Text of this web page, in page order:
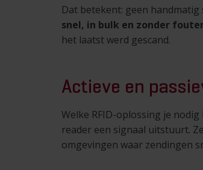
Dat betekent: geen
snel, in bulk en zonder
het laatst werd gescand.
Actieve en
Welke RFID-oplossing je
reader een signaal uitstuurt.
omgevingen waar zendingen